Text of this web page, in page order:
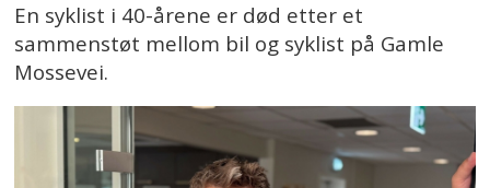
En syklist i 40-årene er død etter et
sammenstøt mellom bil og syklist på Gamle
Mossevei.